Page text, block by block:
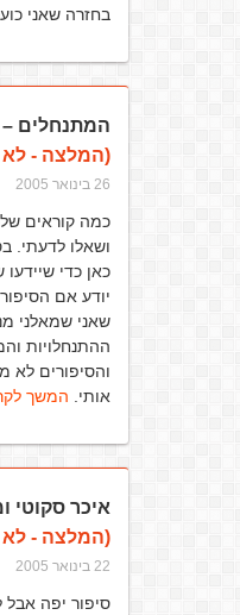
בחזרה שאני
המתנחלים –
(המלצה - לא
26 בינואר 2005
כמה קוראים
ושאלו לדעתי.
כאן כדי
יודע אם
שאני שמאלני
ההתנחלויות
והסיפורים לא
אותי. המשך
איכר סקוטי
(המלצה - לא
22 בינואר 2005
סיפור יפה אבל